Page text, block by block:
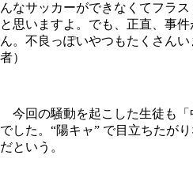
んなサッカーができなくてフラ
と思いますよ。でも、正直、事
ん。不良っぽいやつもたくさん
者）
今回の騒動を起こした生徒も「
でした。“陽キャ” で目立ちたが
だという。